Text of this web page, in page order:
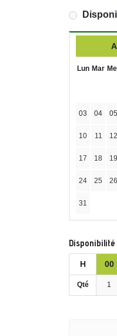
Lun Mar
03 04 05
10 11 12
17 18 19
24 25 26
31
H 00
Qté 1